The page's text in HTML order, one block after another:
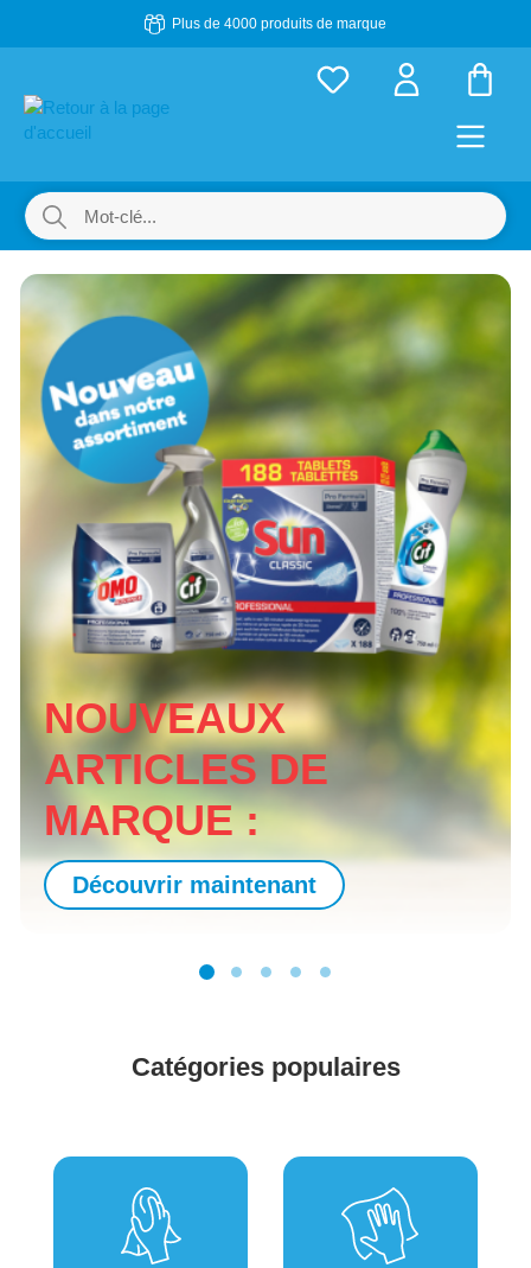
Passer au contenu principalPlus de 4000 produits de marque
NOUVEAUX
ARTICLES DE
MARQUE :
Découvrir maintenant
Catégories populaires